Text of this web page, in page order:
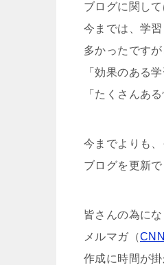
ブログに関して
今までは、学
多かったです
「効果のある
「たくさんあ
今までよりも
ブログを更新で
皆さんの為に
メルマガ（
作成に時間が